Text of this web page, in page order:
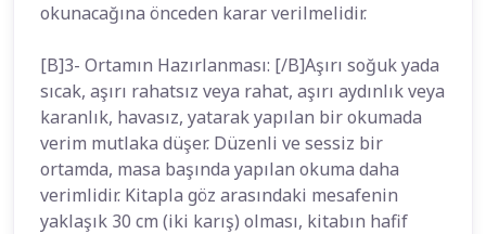
okunacağına önceden karar verilmelidir.
[B]3- Ortamın Hazırlanması: [/B]Aşırı soğuk yada
sıcak, aşırı rahatsız veya rahat, aşırı aydınlık veya
karanlık, havasız, yatarak yapılan bir okumada
verim mutlaka düşer. Düzenli ve sessiz bir
ortamda, masa başında yapılan okuma daha
verimlidir. Kitapla göz arasındaki mesafenin
yaklaşık 30 cm (iki karış) olması, kitabın hafif